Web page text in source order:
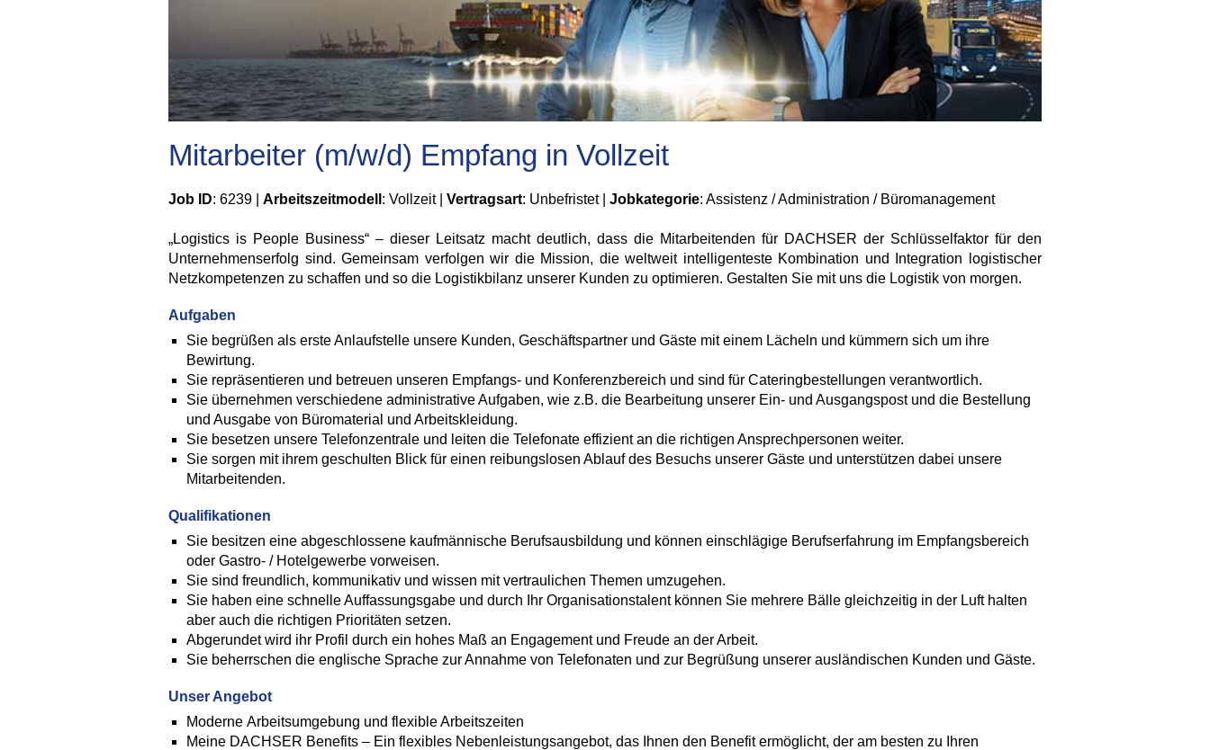
Mitarbeiter (m/w/d) Empfang in Vollzeit
Job ID: 6239 | Arbeitszeitmodell : Vollzeit | Vertragsart: Unbefristet | Jobkategorie: Assistenz / Administration / Büromanagement
„Logistics is People Business“ – dieser Leitsatz macht deutlich, dass die Mitarbeitenden für DACHSER der Schlüsselfaktor für den
Unternehmenserfolg sind. Gemeinsam verfolgen wir die Mission, die weltweit intelligenteste Kombination und Integration logistischer
Netzkompetenzen zu schaffen und so die Logistikbilanz unserer Kunden zu optimieren. Gestalten Sie mit uns die Logistik von morgen.
Aufgaben
Sie begrüßen als erste Anlaufstelle unsere Kunden, Geschäftspartner und Gäste mit einem Lächeln und kümmern sich um ihre
Bewirtung.
Sie repräsentieren und betreuen unseren Empfangs- und Konferenzbereich und sind für Cateringbestellungen verantwortlich.
Sie übernehmen verschiedene administrative Aufgaben, wie z.B. die Bearbeitung unserer Ein- und Ausgangspost und die Bestellung
und Ausgabe von Büromaterial und Arbeitskleidung.
Sie besetzen unsere Telefonzentrale und leiten die Telefonate effizient an die richtigen Ansprechpersonen weiter.
Sie sorgen mit ihrem geschulten Blick für einen reibungslosen Ablauf des Besuchs unserer Gäste und unterstützen dabei unsere
Mitarbeitenden.
Qualifikationen
Sie besitzen eine abgeschlossene kaufmännische Berufsausbildung und können einschlägige Berufserfahrung im Empfangsbereich
oder Gastro- / Hotelgewerbe vorweisen.
Sie sind freundlich, kommunikativ und wissen mit vertraulichen Themen umzugehen.
Sie haben eine schnelle Auffassungsgabe und durch Ihr Organisationstalent können Sie mehrere Bälle gleichzeitig in der Luft halten
aber auch die richtigen Prioritäten setzen.
Abgerundet wird ihr Profil durch ein hohes Maß an Engagement und Freude an der Arbeit.
Sie beherrschen die englische Sprache zur Annahme von Telefonaten und zur Begrüßung unserer ausländischen Kunden und Gäste.
Unser Angebot
Moderne Arbeitsumgebung und flexible Arbeitszeiten
Meine DACHSER Benefits – Ein flexibles Nebenleistungsangebot, das Ihnen den Benefit ermöglicht, der am besten zu Ihren